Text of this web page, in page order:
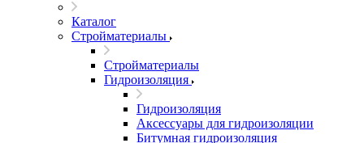
Каталог
Стройматериалы
Стройматериалы
Гидроизоляция
Гидроизоляция
Аксессуары для гидроизоляции
Битумная гидроизоляция